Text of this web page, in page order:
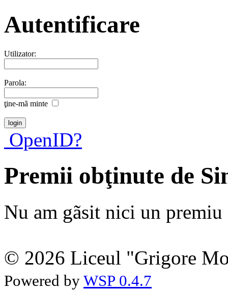
Autentificare
Utilizator:
Parola:
ţine-mã minte
OpenID?
Premii obţinute de
Nu am gãsit nici un premiu
© 2026 Liceul "Grigore
Powered by WSP 0.4.7